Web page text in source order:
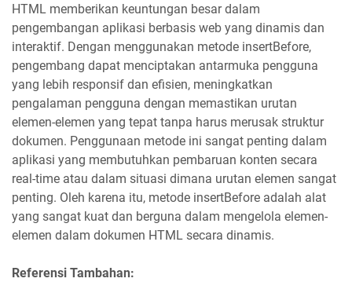
HTML memberikan keuntungan besar dalam
pengembangan aplikasi berbasis web yang dinamis dan
interaktif. Dengan menggunakan metode insertBefore,
pengembang dapat menciptakan antarmuka pengguna
yang lebih responsif dan efisien, meningkatkan
pengalaman pengguna dengan memastikan urutan
elemen-elemen yang tepat tanpa harus merusak struktur
dokumen. Penggunaan metode ini sangat penting dalam
aplikasi yang membutuhkan pembaruan konten secara
real-time atau dalam situasi dimana urutan elemen sangat
penting. Oleh karena itu, metode insertBefore adalah alat
yang sangat kuat dan berguna dalam mengelola elemen-
elemen dalam dokumen HTML secara dinamis.
Referensi Tambahan: